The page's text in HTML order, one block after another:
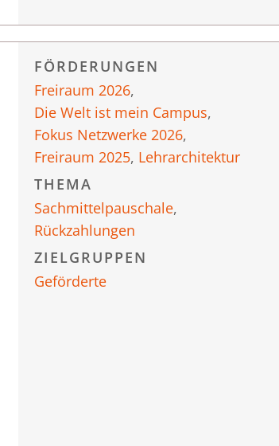
FÖRDERUNGEN
Freiraum 2026,
Die Welt ist mein Campus,
Fokus Netzwerke 2026,
Freiraum 2025, Lehrarchitektur
THEMA
Sachmittelpauschale,
Rückzahlungen
ZIELGRUPPEN
Geförderte